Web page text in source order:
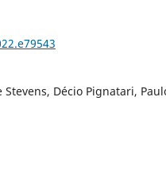
Décio Pignatari,